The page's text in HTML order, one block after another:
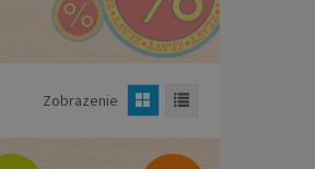
Zobrazenie